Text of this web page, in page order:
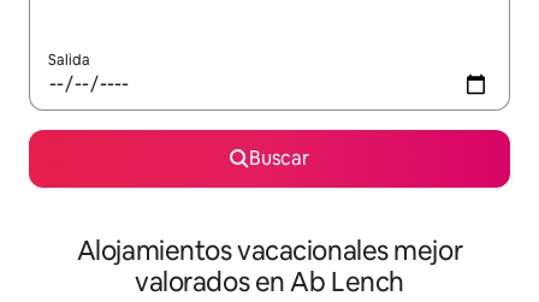
Salida
Buscar
Alojamientos vacacionales mejor
valorados en Ab Lench